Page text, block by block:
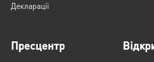
Декларації
Пресцентр